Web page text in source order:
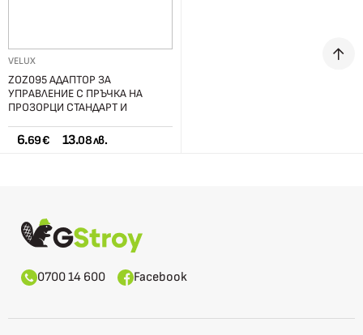
VELUX
ZOZ095 АДАПТОР ЗА
УПРАВЛЕНИЕ С ПРЪЧКА НА
ПРОЗОРЦИ СТАНДАРТ И
6.69 € 13.08 лв.
0700 14 600 Facebook